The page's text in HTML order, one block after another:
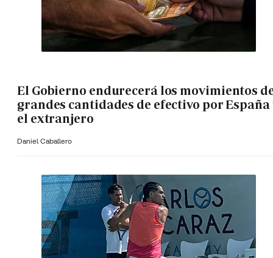
El Gobierno endurecerá los movimientos
grandes cantidades de efectivo por España
el extranjero
Daniel Caballero